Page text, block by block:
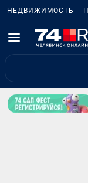
НЕДВИЖИМОСТЬ